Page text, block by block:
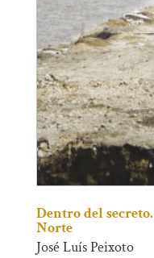
Dentro del
Norte
José Luís Peixoto